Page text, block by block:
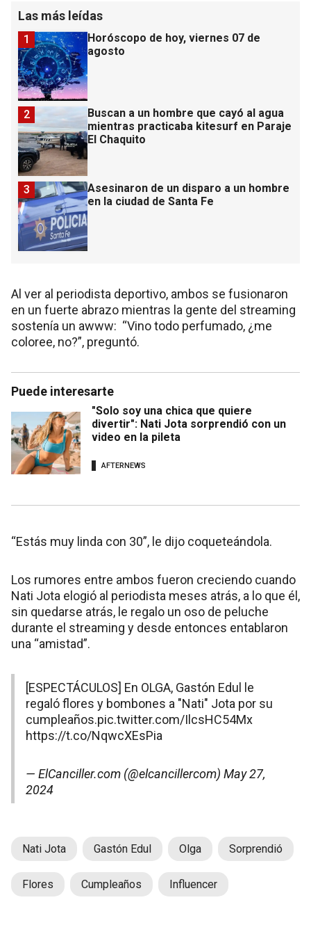
Las más leídas
Horóscopo de hoy, viernes 07 de
agosto
1
Buscan a un hombre que cayó al agua
mientras practicaba kitesurf en Paraje
El Chaquito
2
Asesinaron de un disparo a un hombre
en la ciudad de Santa Fe
3
Al ver al periodista deportivo, ambos se fusionaron
en un fuerte abrazo mientras la gente del streaming
sostenía un awww: “Vino todo perfumado, ¿me
coloree, no?”, preguntó.
Puede interesarte
"Solo soy una chica que quiere
divertir": Nati Jota sorprendió con un
video en la pileta
AFTERNEWS
“Estás muy linda con 30”, le dijo coqueteándola.
Los rumores entre ambos fueron creciendo cuando
Nati Jota elogió al periodista meses atrás, a lo que él,
sin quedarse atrás, le regalo un oso de peluche
durante el streaming y desde entonces entablaron
una “amistad”.
[ESPECTÁCULOS] En OLGA, Gastón Edul le
regaló flores y bombones a "Nati" Jota por su
cumpleaños.pic.twitter.com/IlcsHC54Mx
https://t.co/NqwcXEsPia
— ElCanciller.com (@elcancillercom) May 27,
2024
Nati Jota Gastón Edul Olga Sorprendió
Flores Cumpleaños Influencer